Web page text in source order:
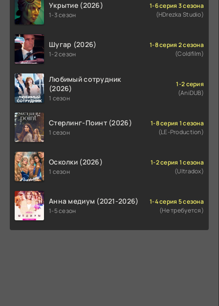
Укрытие (2026)
1-3 сезон
1-6 серия 3 сезона
(HDrezka Studio)
Шугар (2026)
1-2 сезон
1-8 серия 2 сезона
(Coldfilm)
Любимый сотрудник
(2026)
1 сезон
1-2 серия
(AniDUB)
Стерлинг-Поинт (2026)
1 сезон
1-8 серия 1 сезона
(LE-Production)
Осколки (2026)
1 сезон
1-2 серия 1 сезона
(Ultradox)
Анна медиум (2021-2026)
1-5 сезон
1-4 серия 5 сезона
(Не требуется)